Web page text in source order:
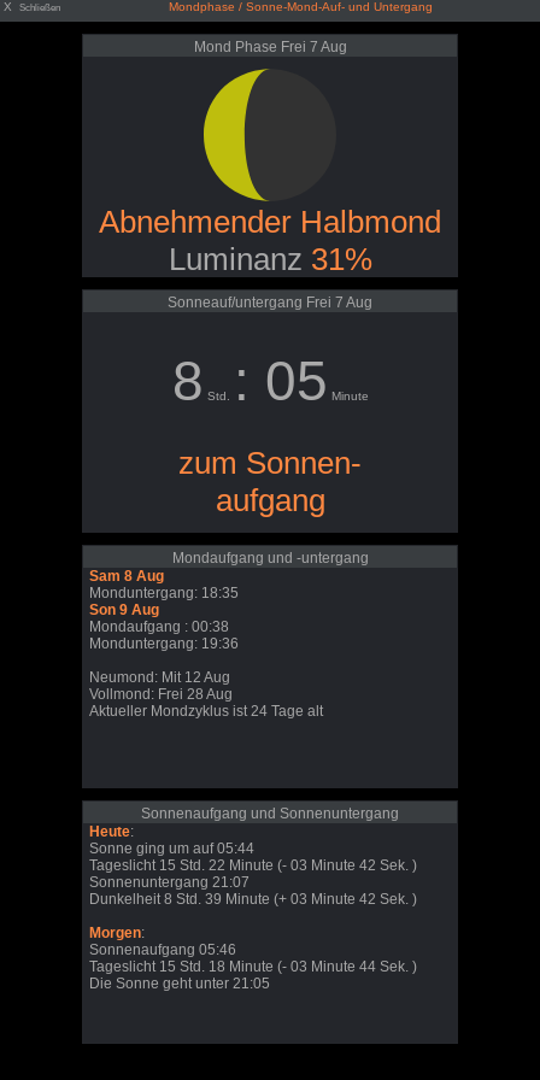
X Schließen Mondphase / Sonne-Mond-Auf- und Untergang
Mond Phase Frei 7 Aug
Abnehmender Halbmond
Luminanz 31%
Sonneauf/untergang Frei 7 Aug
8 Std. : 05 Minute
zum Sonnen-
aufgang
Mondaufgang und -untergang
Sam 8 Aug
Monduntergang: 18:35
Son 9 Aug
Mondaufgang : 00:38
Monduntergang: 19:36
Neumond: Mit 12 Aug
Vollmond: Frei 28 Aug
Aktueller Mondzyklus ist 24 Tage alt
Sonnenaufgang und Sonnenuntergang
Heute:
Sonne ging um auf 05:44
Tageslicht 15 Std. 22 Minute (- 03 Minute 42 Sek. )
Sonnenuntergang 21:07
Dunkelheit 8 Std. 39 Minute (+ 03 Minute 42 Sek. )
Morgen:
Sonnenaufgang 05:46
Tageslicht 15 Std. 18 Minute (- 03 Minute 44 Sek. )
Die Sonne geht unter 21:05